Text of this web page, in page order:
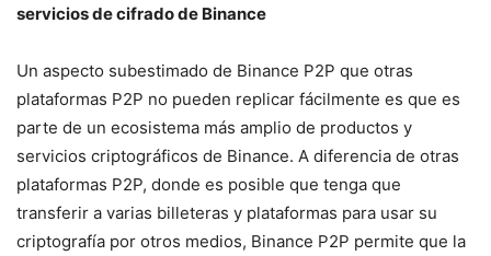
servicios de cifrado de Binance
Un aspecto subestimado de Binance P2P que otras
plataformas P2P no pueden replicar fácilmente es que es
parte de un ecosistema más amplio de productos y
servicios criptográficos de Binance. A diferencia de otras
plataformas P2P, donde es posible que tenga que
transferir a varias billeteras y plataformas para usar su
criptografía por otros medios, Binance P2P permite que la